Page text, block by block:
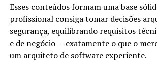
Esses conteúdos formam uma base
profissional consiga tomar decisões
segurança, equilibrando requisitos
e de negócio — exatamente o que o
um arquiteto de software experiente.